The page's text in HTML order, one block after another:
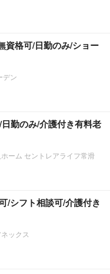
資格可/日勤のみ/ショー
デン
勤のみ/介護付き有料老
ーム セントレアライフ常滑
/シフト相談可/介護付き
ックス